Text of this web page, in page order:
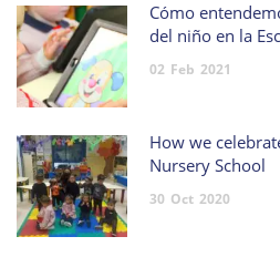
Cómo
del niño en la
02 Feb 2021
How we
Nursery School
30 Oct 2020